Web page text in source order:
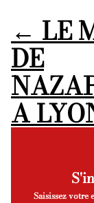
←LE
DE
A
Saisissez votre